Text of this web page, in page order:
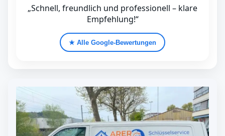
„Schnell, freundlich und professionell – klare
Empfehlung!“
★ Alle Google‑Bewertungen